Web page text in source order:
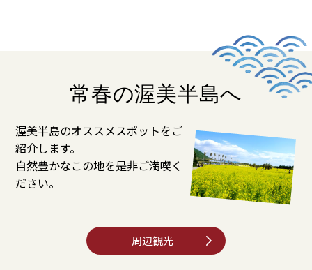
常春の渥美半島へ
渥美半島のオススメスポットをご
紹介します。
自然豊かなこの地を是非ご満喫く
ださい。
周辺観光